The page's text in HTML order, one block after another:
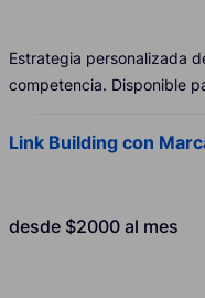
Estrategia personalizada
competencia. Disponible
Link Building con
desde $2000 al mes